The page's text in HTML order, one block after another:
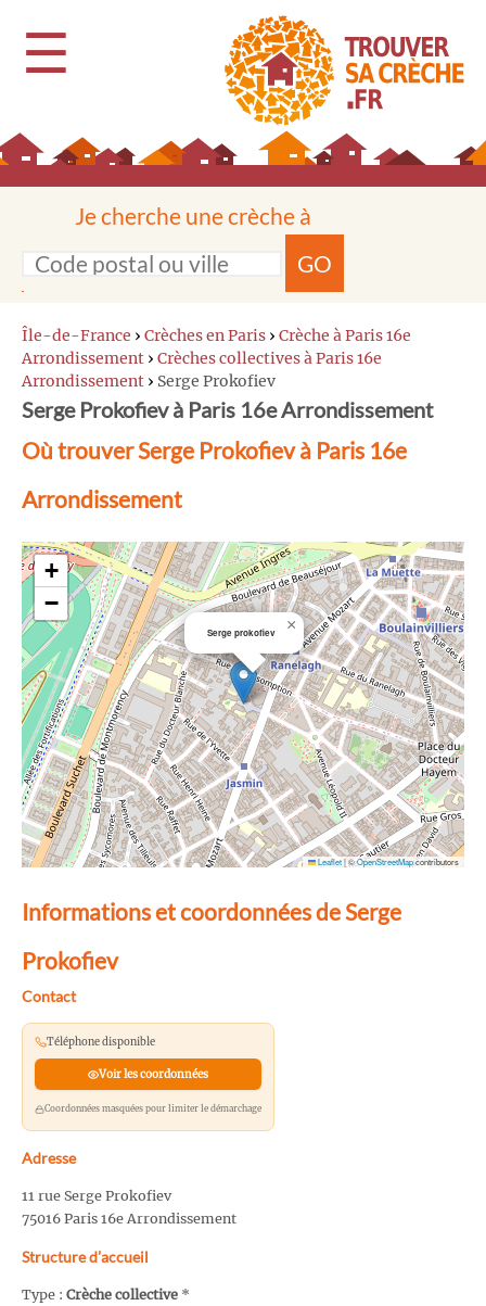
☰
Je cherche une crèche à
GO
Île-de-France › Crèches en Paris › Crèche à Paris 16e
Arrondissement › Crèches collectives à Paris 16e
Arrondissement › Serge Prokofiev
Serge Prokofiev à Paris 16e Arrondissement
Où trouver Serge Prokofiev à Paris 16e
Arrondissement
Serge prokofiev ×
+
−
Leaflet|©OpenStreetMapcontributors
Informations et coordonnées de Serge
Prokofiev
Contact
Téléphone disponible
Voir les coordonnées
Coordonnées masquées pour limiter le démarchage
Adresse
11 rue Serge Prokofiev
75016 Paris 16e Arrondissement
Structure d’accueil
Type : Crèche collective *